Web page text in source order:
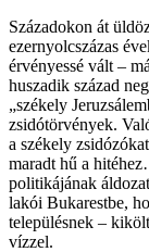
Századokon át
ezernyolcszázas
érvényessé vált –
huszadik század
„székely
zsidótörvények.
a székely
maradt hű a
politikájának
lakói Bukarestbe,
településnek –
vízzel.